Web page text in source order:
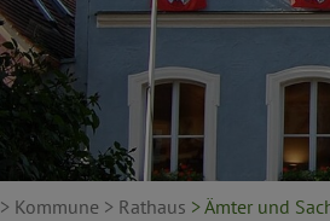
> Kommune > Rathaus > Ämter und